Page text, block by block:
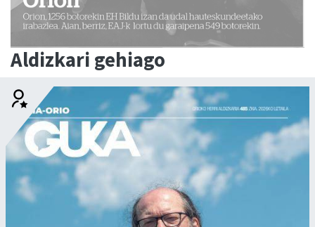
Aldizkari gehiago